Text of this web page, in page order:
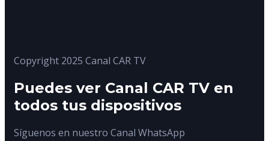
Copyright 2025 Canal CAR TV
Puedes ver Canal CAR TV en
todos tus dispositivos
Síguenos en nuestro Canal WhatsApp